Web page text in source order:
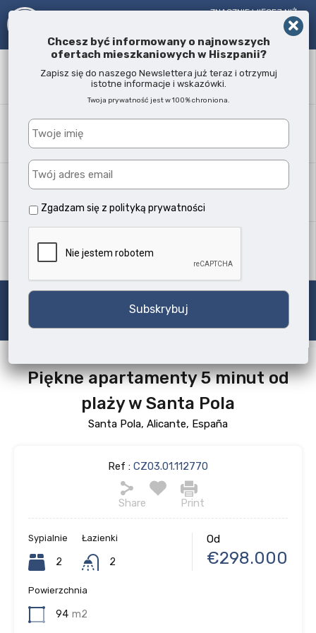
ZNACZNIE WIĘCEJ NIŻ
AGENT NIERUCHOMOŚCI!
Lokalizacja
Każda
Typ nieruchomości
Wszystkie typy
Każda
Szukaj
Piękne apartamenty 5 minut od
plaży w Santa Pola
Santa Pola, Alicante, España
Ref : CZ03.01.112770
Share Print
Od
€298.000
Sypialnie
2
Łazienki
2
Powierzchnia
94 m2
Chcesz być informowany o najnowszych
ofertach mieszkaniowych w Hiszpanii?
Zapisz się do naszego Newslettera już teraz i otrzymuj
istotne informacje i wskazówki.
Twoja prywatność jest w 100% chroniona.
Zgadzam się zpolityką prywatności